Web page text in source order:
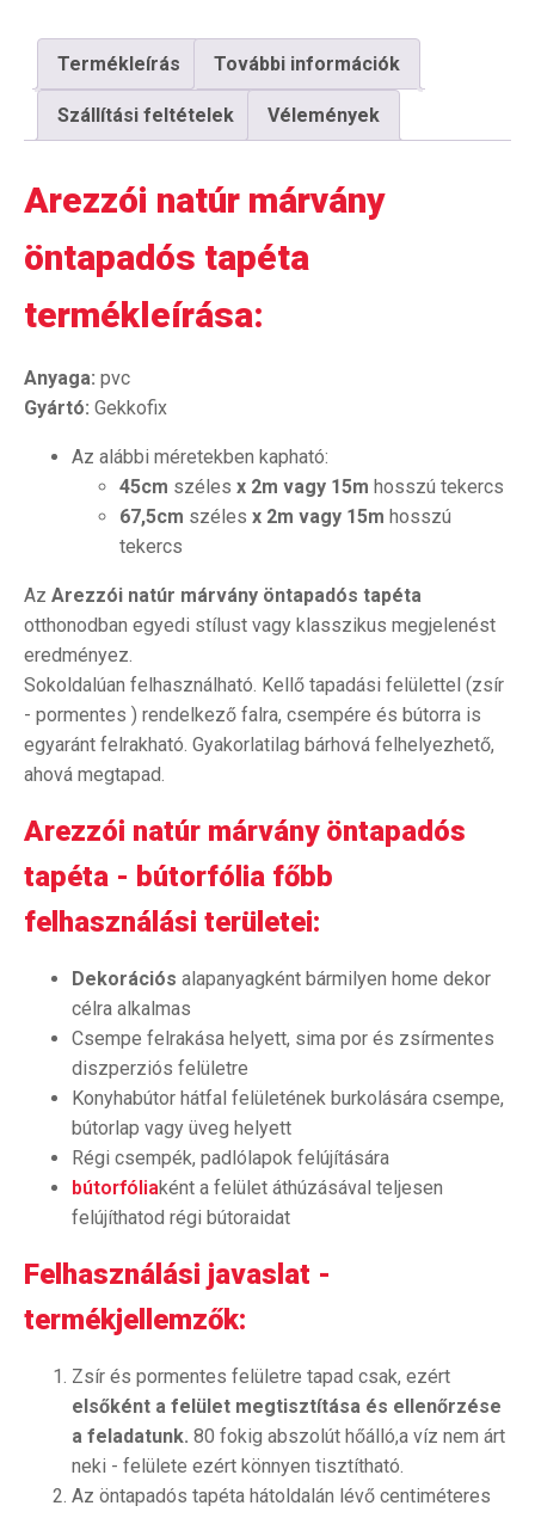
Termékleírás További információk
Szállítási feltételek Vélemények
Arezzói natúr márvány
öntapadós tapéta
termékleírása:
Anyaga: pvc
Gyártó: Gekkofix
Az alábbi méretekben kapható:
45cm széles x 2m vagy 15m hosszú tekercs
67,5cm széles x 2m vagy 15m hosszú
tekercs
Az Arezzói natúr márvány öntapadós tapéta
otthonodban egyedi stílust vagy klasszikus megjelenést
eredményez.
Sokoldalúan felhasználható. Kellő tapadási felülettel (zsír
- pormentes ) rendelkező falra, csempére és bútorra is
egyaránt felrakható. Gyakorlatilag bárhová felhelyezhető,
ahová megtapad.
Arezzói natúr márvány öntapadós
tapéta - bútorfólia főbb
felhasználási területei:
Dekorációs alapanyagként bármilyen home dekor
célra alkalmas
Csempe felrakása helyett, sima por és zsírmentes
diszperziós felületre
Konyhabútor hátfal felületének burkolására csempe,
bútorlap vagy üveg helyett
Régi csempék, padlólapok felújítására
bútorfóliaként a felület áthúzásával teljesen
felújíthatod régi bútoraidat
Felhasználási javaslat -
termékjellemzők:
Zsír és pormentes felületre tapad csak, ezért
elsőként a felület megtisztítása és ellenőrzése
a feladatunk. 80 fokig abszolút hőálló,a víz nem árt
neki - felülete ezért könnyen tisztítható.
Az öntapadós tapéta hátoldalán lévő centiméteres